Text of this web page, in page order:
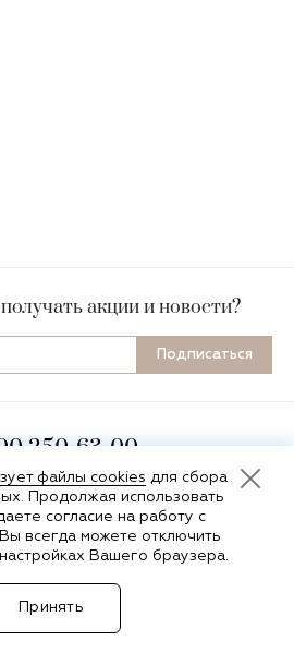
акции и новости?
Подписаться
250-63-00
8:00-16:30 по мск
«SV-Мебель» 2026
вПенза-Онлайн
файлы cookies для сбора
Продолжая использовать
согласие на работу с
всегда можете отключить
Вашего браузера.
Принять